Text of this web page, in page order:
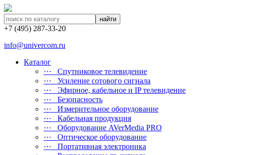
найти
+7 (495) 287-33-20
info@univercom.ru
Каталог
⋯ Cпутниковое телевидение
⋯ Усиление сотового сигнала
⋯ Эфирное, кабельное и IP телевидение
⋯ Безопасность
⋯ Измерительное оборудование
⋯ Кабельная продукция
⋯ Оборудование AVerMedia PRO
⋯ Оптическое оборудование
⋯ Портативная электроника